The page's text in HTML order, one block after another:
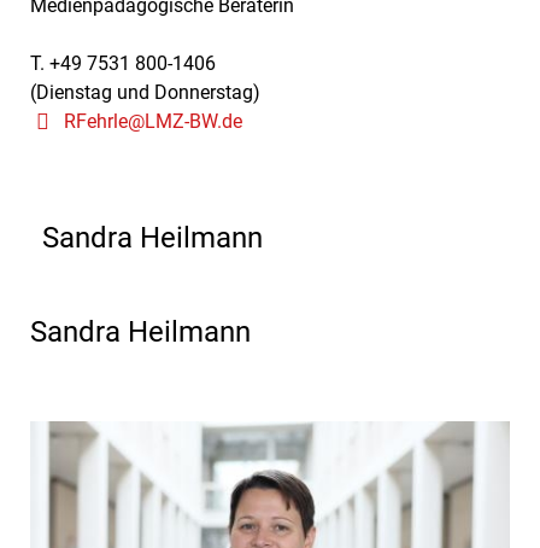
Medienpädagogische Beraterin
T. +49 7531 800-1406
(Dienstag und Donnerstag)
RFehrle@LMZ-BW.de
Sandra Heilmann
Sandra Heilmann